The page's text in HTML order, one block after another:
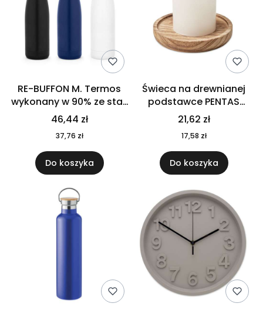
RE-BUFFON M. Termos
wykonany w 90% ze stali
nierdzewnej
pochodzącej z
recyklingu 520 ml 94294
46,44 zł
37,76 zł
Do koszyka
Świeca na drewnianej
podstawce PENTAS
MO6282-40
21,62 zł
17,58 zł
Do koszyka